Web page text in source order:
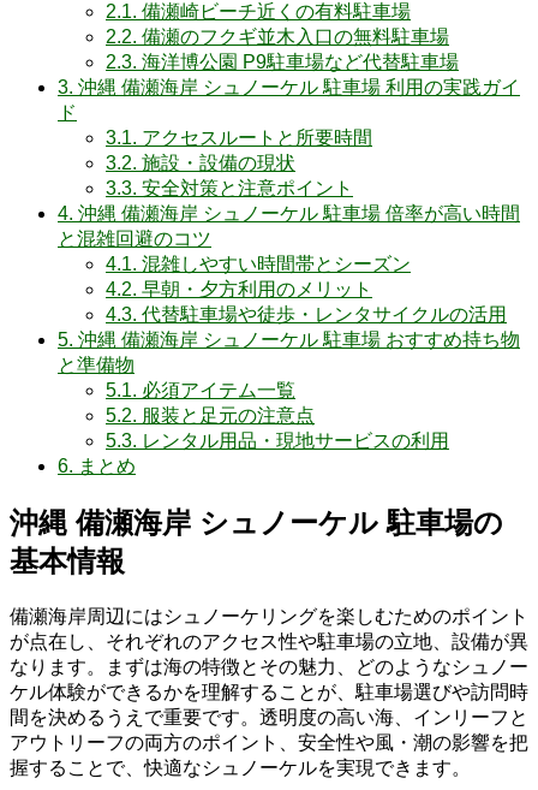
2.1. 備瀬崎ビーチ近くの有料駐車場
2.2. 備瀬のフクギ並木入口の無料駐車場
2.3. 海洋博公園 P9駐車場など代替駐車場
3. 沖縄 備瀬海岸 シュノーケル 駐車場 利用の実践ガイ
ド
3.1. アクセスルートと所要時間
3.2. 施設・設備の現状
3.3. 安全対策と注意ポイント
4. 沖縄 備瀬海岸 シュノーケル 駐車場 倍率が高い時間
と混雑回避のコツ
4.1. 混雑しやすい時間帯とシーズン
4.2. 早朝・夕方利用のメリット
4.3. 代替駐車場や徒歩・レンタサイクルの活用
5. 沖縄 備瀬海岸 シュノーケル 駐車場 おすすめ持ち物
と準備物
5.1. 必須アイテム一覧
5.2. 服装と足元の注意点
5.3. レンタル用品・現地サービスの利用
6. まとめ
沖縄 備瀬海岸 シュノーケル 駐車場の
基本情報
備瀬海岸周辺にはシュノーケリングを楽しむためのポイント
が点在し、それぞれのアクセス性や駐車場の立地、設備が異
なります。まずは海の特徴とその魅力、どのようなシュノー
ケル体験ができるかを理解することが、駐車場選びや訪問時
間を決めるうえで重要です。透明度の高い海、インリーフと
アウトリーフの両方のポイント、安全性や風・潮の影響を把
握することで、快適なシュノーケルを実現できます。